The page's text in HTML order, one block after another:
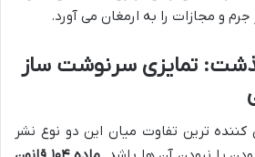
جرم و مجازات را به ارمغان می آورد.
تمایزی سرنوشت ساز
ترین تفاوت میان این دو نوع نشر